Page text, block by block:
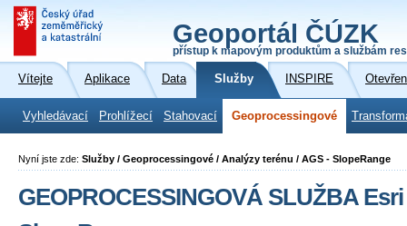
Geoportál ČÚZK
přístup k mapovým produktům a službám
Vítejte Aplikace Data Služby INSPIRE
Vyhledávací Prohlížecí Stahovací Geoprocessingové
Nyní jste zde: Služby / Geoprocessingové / Analýzy terénu / AGS - SlopeRange
GEOPROCESSINGOVÁ SLUŽBA